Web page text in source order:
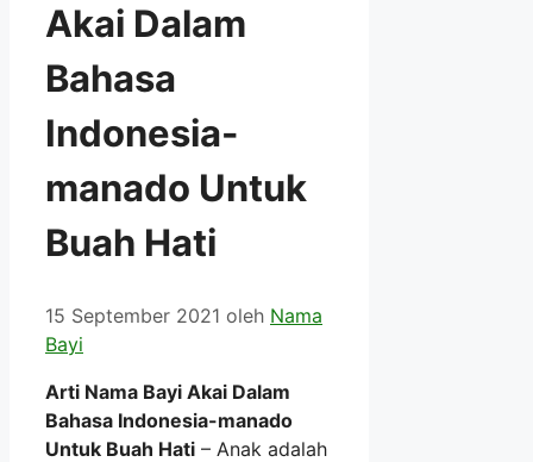
Akai Dalam
Bahasa
Indonesia-
manado Untuk
Buah Hati
15 September 2021 oleh Nama
Bayi
Arti Nama Bayi Akai Dalam
Bahasa Indonesia-manado
Untuk Buah Hati – Anak adalah